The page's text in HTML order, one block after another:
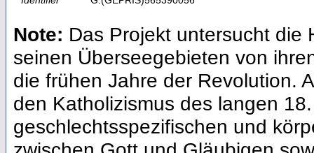
Note: Das Projekt untersucht die
seinen Überseegebieten von
die frühen Jahre der Revolution.
den Katholizismus des langen
geschlechtsspezifischen und